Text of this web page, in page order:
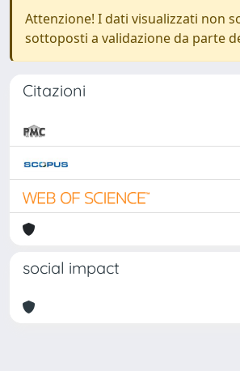
Attenzione! I dati visualizzati non
sottoposti a validazione da parte
Citazioni
social impact